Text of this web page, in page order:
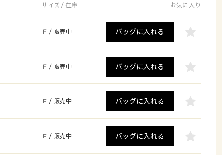
サイズ / 在庫 お気に入り
F / 販売中 バッグに入れる
F / 販売中 バッグに入れる
F / 販売中 バッグに入れる
F / 販売中 バッグに入れる